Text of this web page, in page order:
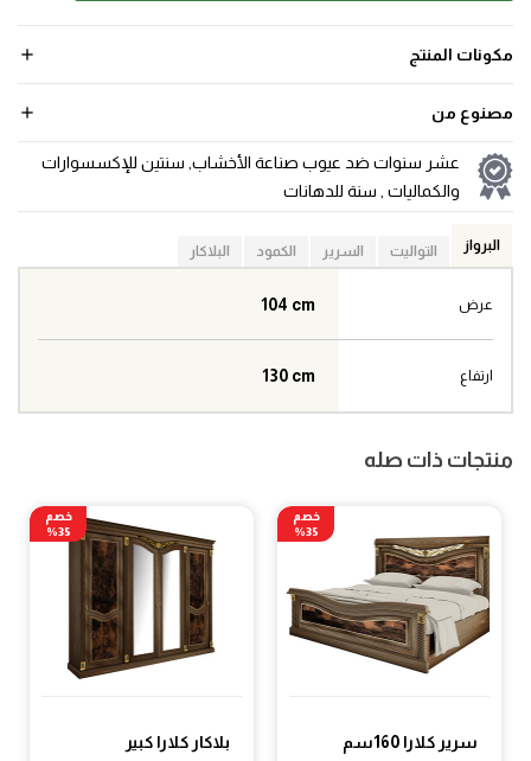
مكونات المنتج
مصنوع من
عشر سنوات ضد عيوب صناعة الأخشاب, سنتين للإكسسوارات
والكماليات , سنة للدهانات
البرواز التواليت السرير الكمود البلاكار
عرض 104 cm
ارتفاع 130 cm
منتجات ذات صله
سرير كلارا 160سم
خصم
35%
بلاكار كلارا كبير
خصم
35%